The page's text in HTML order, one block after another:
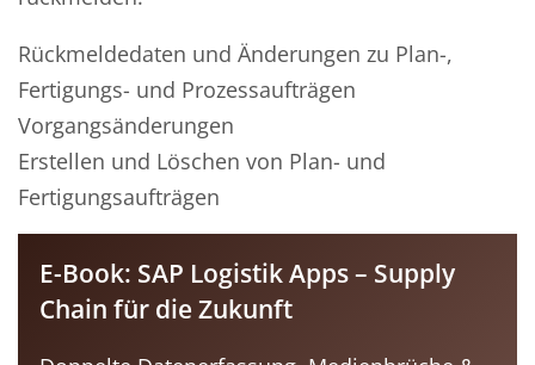
Rückmeldedaten und Änderungen zu Plan-,
Fertigungs- und Prozessaufträgen
Vorgangsänderungen
Erstellen und Löschen von Plan- und
Fertigungsaufträgen
E-Book: SAP Logistik Apps – Supply
Chain für die Zukunft